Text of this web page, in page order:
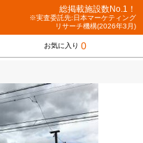
総掲載施設数No.1！
※実査委託先:日本マーケティング
リサーチ機構(2026年3月)
お気に入り 0